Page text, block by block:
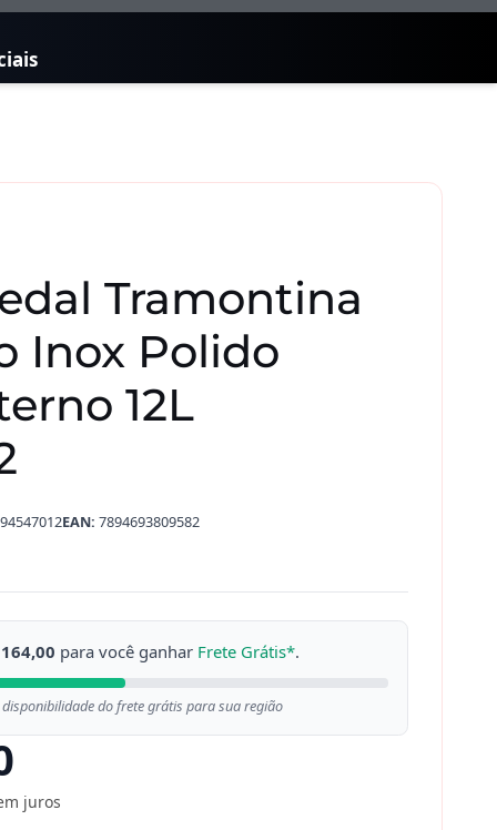
Tramontina
Inox Polido
12L
EAN: 7894693809582
para você ganhar Frete Grátis*.
do frete grátis para sua região
juros